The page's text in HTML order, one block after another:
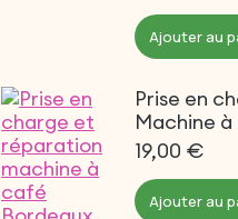
Ajouter au
Prise en
Machine
19,00 €
Ajouter au